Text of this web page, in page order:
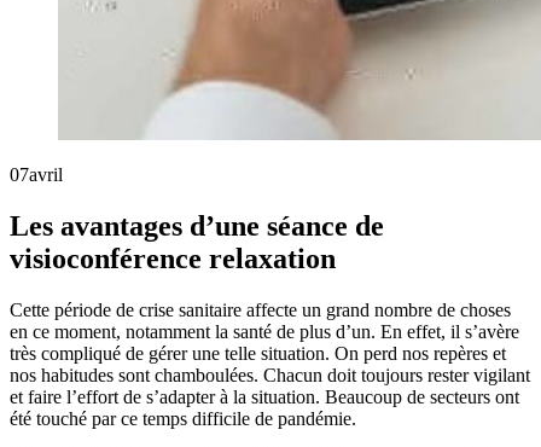
07avril
Les avantages d’une séance de
visioconférence relaxation
Cette période de crise sanitaire affecte un grand nombre de choses
en ce moment, notamment la santé de plus d’un. En effet, il s’avère
très compliqué de gérer une telle situation. On perd nos repères et
nos habitudes sont chamboulées. Chacun doit toujours rester vigilant
et faire l’effort de s’adapter à la situation. Beaucoup de secteurs ont
été touché par ce temps difficile de pandémie.